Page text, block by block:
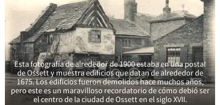
Esta fotografía de alrededor de 1900 estaba en una postal
de Ossett y muestra edificios que datan de alrededor de
1675. Los edificios fueron demolidos hace muchos años,
pero este es un maravilloso recordatorio de cómo debió ser
el centro de la ciudad de Ossett en el siglo XVII.